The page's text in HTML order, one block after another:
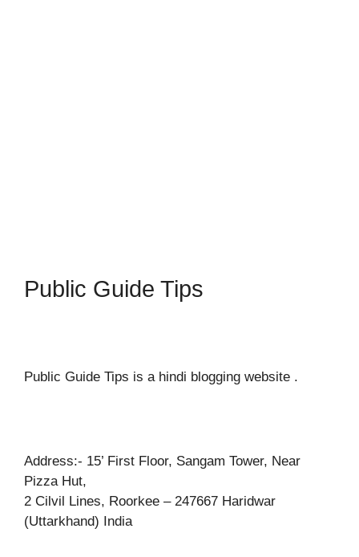
Public Guide Tips
Public Guide Tips is a hindi blogging website .
Address:- 15’ First Floor, Sangam Tower, Near
Pizza Hut,
2 Cilvil Lines, Roorkee – 247667 Haridwar
(Uttarkhand) India